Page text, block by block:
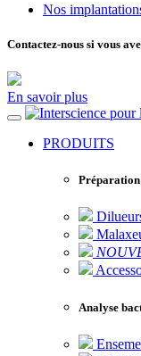
Nos
Contactez-nous si vous
En savoir plus
pour
PRODUITS
Analyse